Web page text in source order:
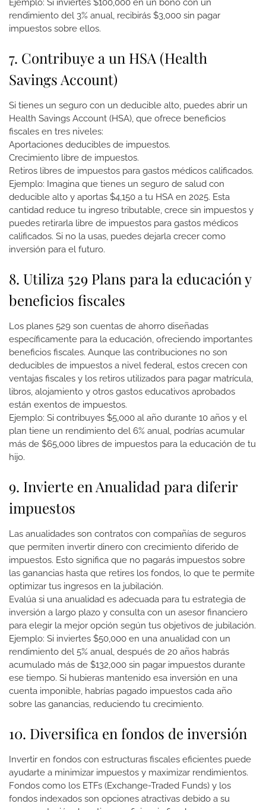
Ejemplo: Si inviertes $100,000 en un bono con un
rendimiento del 3% anual, recibirás $3,000 sin pagar
impuestos sobre ellos.
7. Contribuye a un HSA (Health
Savings Account)
Si tienes un seguro con un deducible alto, puedes abrir un
Health Savings Account (HSA), que ofrece beneficios
fiscales en tres niveles:
Aportaciones deducibles de impuestos.
Crecimiento libre de impuestos.
Retiros libres de impuestos para gastos médicos calificados.
Ejemplo: Imagina que tienes un seguro de salud con
deducible alto y aportas $4,150 a tu HSA en 2025. Esta
cantidad reduce tu ingreso tributable, crece sin impuestos y
puedes retirarla libre de impuestos para gastos médicos
calificados. Si no la usas, puedes dejarla crecer como
inversión para el futuro.
8. Utiliza 529 Plans para la educación y
beneficios fiscales
Los planes 529 son cuentas de ahorro diseñadas
específicamente para la educación, ofreciendo importantes
beneficios fiscales. Aunque las contribuciones no son
deducibles de impuestos a nivel federal, estos crecen con
ventajas fiscales y los retiros utilizados para pagar matrícula,
libros, alojamiento y otros gastos educativos aprobados
están exentos de impuestos.
Ejemplo: Si contribuyes $5,000 al año durante 10 años y el
plan tiene un rendimiento del 6% anual, podrías acumular
más de $65,000 libres de impuestos para la educación de tu
hijo.
9. Invierte en Anualidad para diferir
impuestos
Las anualidades son contratos con compañías de seguros
que permiten invertir dinero con crecimiento diferido de
impuestos. Esto significa que no pagarás impuestos sobre
las ganancias hasta que retires los fondos, lo que te permite
optimizar tus ingresos en la jubilación.
Evalúa si una anualidad es adecuada para tu estrategia de
inversión a largo plazo y consulta con un asesor financiero
para elegir la mejor opción según tus objetivos de jubilación.
Ejemplo: Si inviertes $50,000 en una anualidad con un
rendimiento del 5% anual, después de 20 años habrás
acumulado más de $132,000 sin pagar impuestos durante
ese tiempo. Si hubieras mantenido esa inversión en una
cuenta imponible, habrías pagado impuestos cada año
sobre las ganancias, reduciendo tu crecimiento.
10. Diversifica en fondos de inversión
Invertir en fondos con estructuras fiscales eficientes puede
ayudarte a minimizar impuestos y maximizar rendimientos.
Fondos como los ETFs (Exchange-Traded Funds) y los
fondos indexados son opciones atractivas debido a su